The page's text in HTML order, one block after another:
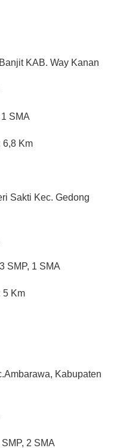
KAB. Way Kanan
SMA
6,8 Km
Sakti Kec. Gedong
SMP, 1 SMA
5 Km
Kabupaten
2 SMA